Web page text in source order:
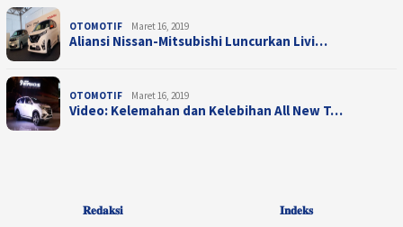
OTOMOTIF Maret 16, 2019
Aliansi Nissan-Mitsubishi Luncurkan Livi…
OTOMOTIF Maret 16, 2019
Video: Kelemahan dan Kelebihan All New T…
𝐑𝐞𝐝𝐚𝐤𝐬𝐢
𝐈𝐧𝐝𝐞𝐤𝐬